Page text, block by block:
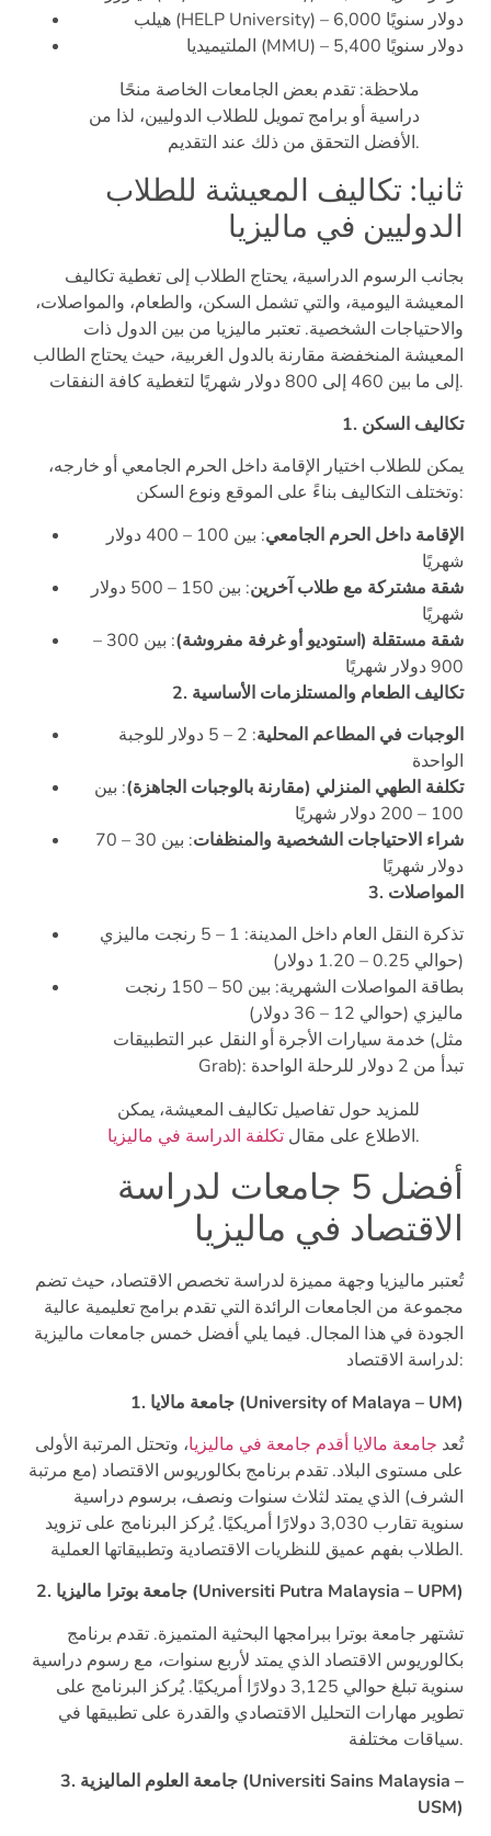
هيلب (HELP University) – 6,000 دولار سنويًا
الملتيميديا (MMU) – 5,400 دولار سنويًا
ملاحظة: تقدم بعض الجامعات الخاصة منحًا
دراسية أو برامج تمويل للطلاب الدوليين، لذا من
الأفضل التحقق من ذلك عند التقديم.
ثانيا: تكاليف المعيشة للطلاب
الدوليين في ماليزيا
بجانب الرسوم الدراسية، يحتاج الطلاب إلى تغطية تكاليف
المعيشة اليومية، والتي تشمل السكن، والطعام، والمواصلات،
والاحتياجات الشخصية. تعتبر ماليزيا من بين الدول ذات
المعيشة المنخفضة مقارنة بالدول الغربية، حيث يحتاج الطالب
إلى ما بين 460 إلى 800 دولار شهريًا لتغطية كافة النفقات.
1. تكاليف السكن
يمكن للطلاب اختيار الإقامة داخل الحرم الجامعي أو خارجه،
وتختلف التكاليف بناءً على الموقع ونوع السكن:
الإقامة داخل الحرم الجامعي
: بين 100 – 400 دولار
شهريًا
شقة مشتركة مع طلاب آخرين
: بين 150 – 500 دولار
شهريًا
شقة مستقلة (استوديو أو غرفة مفروشة)
: بين 300 –
900 دولار شهريًا
2. تكاليف الطعام والمستلزمات الأساسية
الوجبات في المطاعم المحلية
: 2 – 5 دولار للوجبة
الواحدة
تكلفة الطهي المنزلي (مقارنة بالوجبات الجاهزة): بين
100 – 200 دولار شهريًا
شراء الاحتياجات الشخصية والمنظفات
: بين 30 – 70
دولار شهريًا
3. المواصلات
تذكرة النقل العام داخل المدينة: 1 – 5 رنجت ماليزي
(حوالي 0.25 – 1.20 دولار)
بطاقة المواصلات الشهرية: بين 50 – 150 رنجت
ماليزي (حوالي 12 – 36 دولار)
خدمة سيارات الأجرة أو النقل عبر التطبيقات (مثل
Grab): تبدأ من 2 دولار للرحلة الواحدة
للمزيد حول تفاصيل تكاليف المعيشة، يمكن
الاطلاع على مقال تكلفة الدراسة في ماليزيا .
أفضل 5 جامعات لدراسة
الاقتصاد في ماليزيا
تُعتبر ماليزيا وجهة مميزة لدراسة تخصص الاقتصاد، حيث تضم
مجموعة من الجامعات الرائدة التي تقدم برامج تعليمية عالية
الجودة في هذا المجال. فيما يلي أفضل خمس جامعات ماليزية
لدراسة الاقتصاد:
1. جامعة مالايا (University of Malaya – UM)
تُعد جامعة مالايا أقدم جامعة في ماليزيا، وتحتل المرتبة الأولى
على مستوى البلاد. تقدم برنامج بكالوريوس الاقتصاد (مع مرتبة
الشرف) الذي يمتد لثلاث سنوات ونصف، برسوم دراسية
سنوية تقارب 3,030 دولارًا أمريكيًا. يُركز البرنامج على تزويد
الطلاب بفهم عميق للنظريات الاقتصادية وتطبيقاتها العملية.
2. جامعة بوترا ماليزيا (Universiti Putra Malaysia – UPM)
تشتهر جامعة بوترا ببرامجها البحثية المتميزة. تقدم برنامج
بكالوريوس الاقتصاد الذي يمتد لأربع سنوات، مع رسوم دراسية
سنوية تبلغ حوالي 3,125 دولارًا أمريكيًا. يُركز البرنامج على
تطوير مهارات التحليل الاقتصادي والقدرة على تطبيقها في
سياقات مختلفة.
3. جامعة العلوم الماليزية (Universiti Sains Malaysia –
USM)